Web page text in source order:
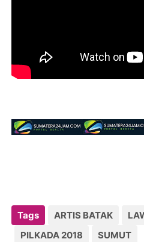
Tags ARTIS BATAK
PILKADA 2018
SUMUT